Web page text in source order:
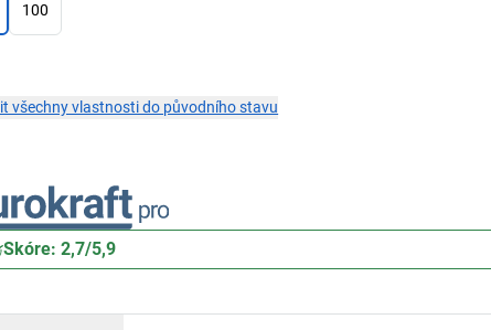
100
všechny vlastnosti do původního stavu
Skóre: 2,7/5,9